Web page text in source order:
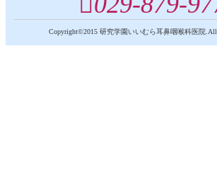
Copyright©2015 研究学園いいむら耳鼻咽喉科医院.All